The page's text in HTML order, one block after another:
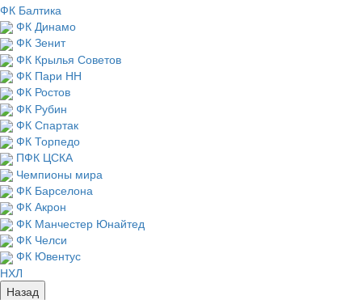
ФК Балтика
ФК Динамо
ФК Зенит
ФК Крылья Советов
ФК Пари НН
ФК Ростов
ФК Рубин
ФК Спартак
ФК Торпедо
ПФК ЦСКА
Чемпионы мира
ФК Барселона
ФК Акрон
ФК Манчестер Юнайтед
ФК Челси
ФК Ювентус
НХЛ
Назад